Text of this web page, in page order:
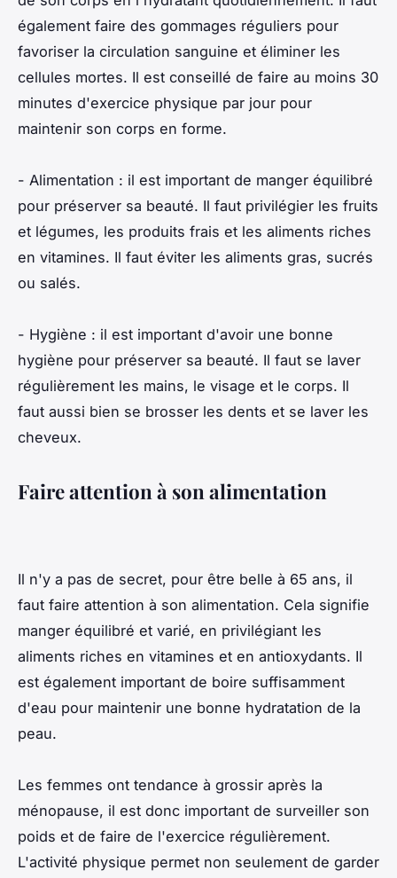
également faire des gommages réguliers pour
favoriser la circulation sanguine et éliminer les
cellules mortes. Il est conseillé de faire au moins 30
minutes d'exercice physique par jour pour
maintenir son corps en forme.
- Alimentation : il est important de manger équilibré
pour préserver sa beauté. Il faut privilégier les fruits
et légumes, les produits frais et les aliments riches
en vitamines. Il faut éviter les aliments gras, sucrés
ou salés.
- Hygiène : il est important d'avoir une bonne
hygiène pour préserver sa beauté. Il faut se laver
régulièrement les mains, le visage et le corps. Il
faut aussi bien se brosser les dents et se laver les
cheveux.
Faire attention à son alimentation
Il n'y a pas de secret, pour être belle à 65 ans, il
faut faire attention à son alimentation. Cela signifie
manger équilibré et varié, en privilégiant les
aliments riches en vitamines et en antioxydants. Il
est également important de boire suffisamment
d'eau pour maintenir une bonne hydratation de la
peau.
Les femmes ont tendance à grossir après la
ménopause, il est donc important de surveiller son
poids et de faire de l'exercice régulièrement.
L'activité physique permet non seulement de garder